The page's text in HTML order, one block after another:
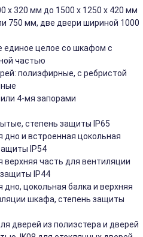
x 320 мм до 1500 x 1250 x 420 мм
750 мм, две двери шириной 1000
единое целое со шкафом с
частью
полиэфирные, с ребристой
4-мя запорами
степень защиты IP65
и встроенная цокольная
IP54
часть для вентиляции
IP44
цокольная балка и верхняя
шкафа, степень защиты
дверей из полиэстера и дверей